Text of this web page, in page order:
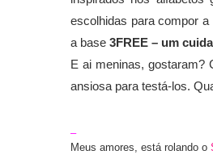
escolhidas para compor
a base 3FREE – um
E ai meninas, gostaram?
ansiosa para testá-los.
–
Meus amores, está rolando o